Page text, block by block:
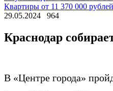
Квартиры от 11 370 000 рублей
29.05.2024
964
Краснодар
В «Центре города»